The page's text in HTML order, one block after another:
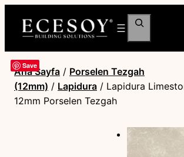
Ara
Save
Ana Sayfa / Porselen Tezgah
(12mm) / Lapidura / Lapidura
12mm Porselen Tezgah